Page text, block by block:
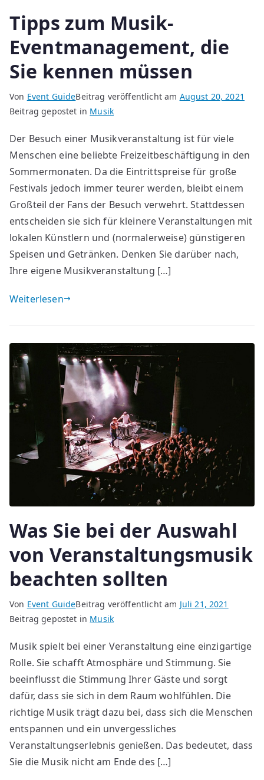
Tipps zum Musik-
Eventmanagement, die
Sie kennen müssen
Von Event GuideBeitrag veröffentlicht am August 20, 2021
Beitrag gepostet in Musik
Der Besuch einer Musikveranstaltung ist für viele
Menschen eine beliebte Freizeitbeschäftigung in den
Sommermonaten. Da die Eintrittspreise für große
Festivals jedoch immer teurer werden, bleibt einem
Großteil der Fans der Besuch verwehrt. Stattdessen
entscheiden sie sich für kleinere Veranstaltungen mit
lokalen Künstlern und (normalerweise) günstigeren
Speisen und Getränken. Denken Sie darüber nach,
Ihre eigene Musikveranstaltung […]
Weiterlesen
Was Sie bei der Auswahl
von Veranstaltungsmusik
beachten sollten
Von Event GuideBeitrag veröffentlicht am Juli 21, 2021
Beitrag gepostet in Musik
Musik spielt bei einer Veranstaltung eine einzigartige
Rolle. Sie schafft Atmosphäre und Stimmung. Sie
beeinflusst die Stimmung Ihrer Gäste und sorgt
dafür, dass sie sich in dem Raum wohlfühlen. Die
richtige Musik trägt dazu bei, dass sich die Menschen
entspannen und ein unvergessliches
Veranstaltungserlebnis genießen. Das bedeutet, dass
Sie die Musik nicht am Ende des […]